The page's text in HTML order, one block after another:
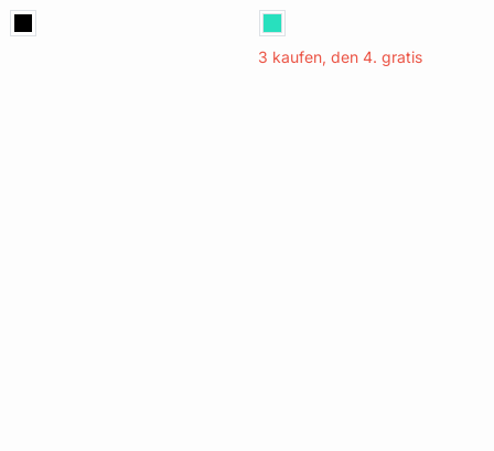
3 kaufen, den 4. gratis